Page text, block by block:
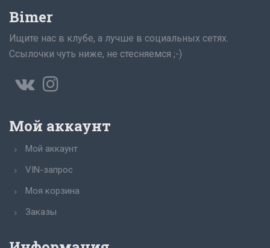
Bimer
Ищите нас в клубе, а лучше в социальных сетях.
Ссылочки чуть ниже, не стесняемся ;-)
Мой аккаунт
Мой аккаунт
VIN-запрос
Моя корзина
Заказы